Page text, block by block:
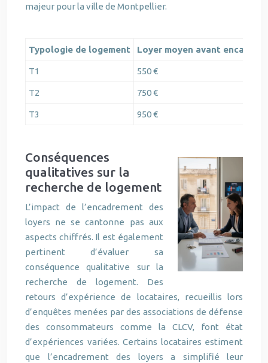
majeur pour la ville de Montpellier.
Typologie de logement Loyer moyen avant
T1 550 €
T2 750 €
T3 950 €
Conséquences
qualitatives sur la
recherche de logement
L’impact de l’encadrement des
loyers ne se cantonne pas aux
aspects chiffrés. Il est également
pertinent d’évaluer sa
conséquence qualitative sur la
recherche de logement. Des
retours d’expérience de locataires, recueillis lors
d’enquêtes menées par des associations de défense
des consommateurs comme la CLCV, font état
d’expériences variées. Certains locataires estiment
que l’encadrement des loyers a simplifié leur